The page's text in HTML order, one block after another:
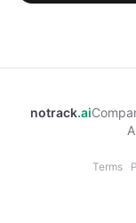
notrack.ai
Terms